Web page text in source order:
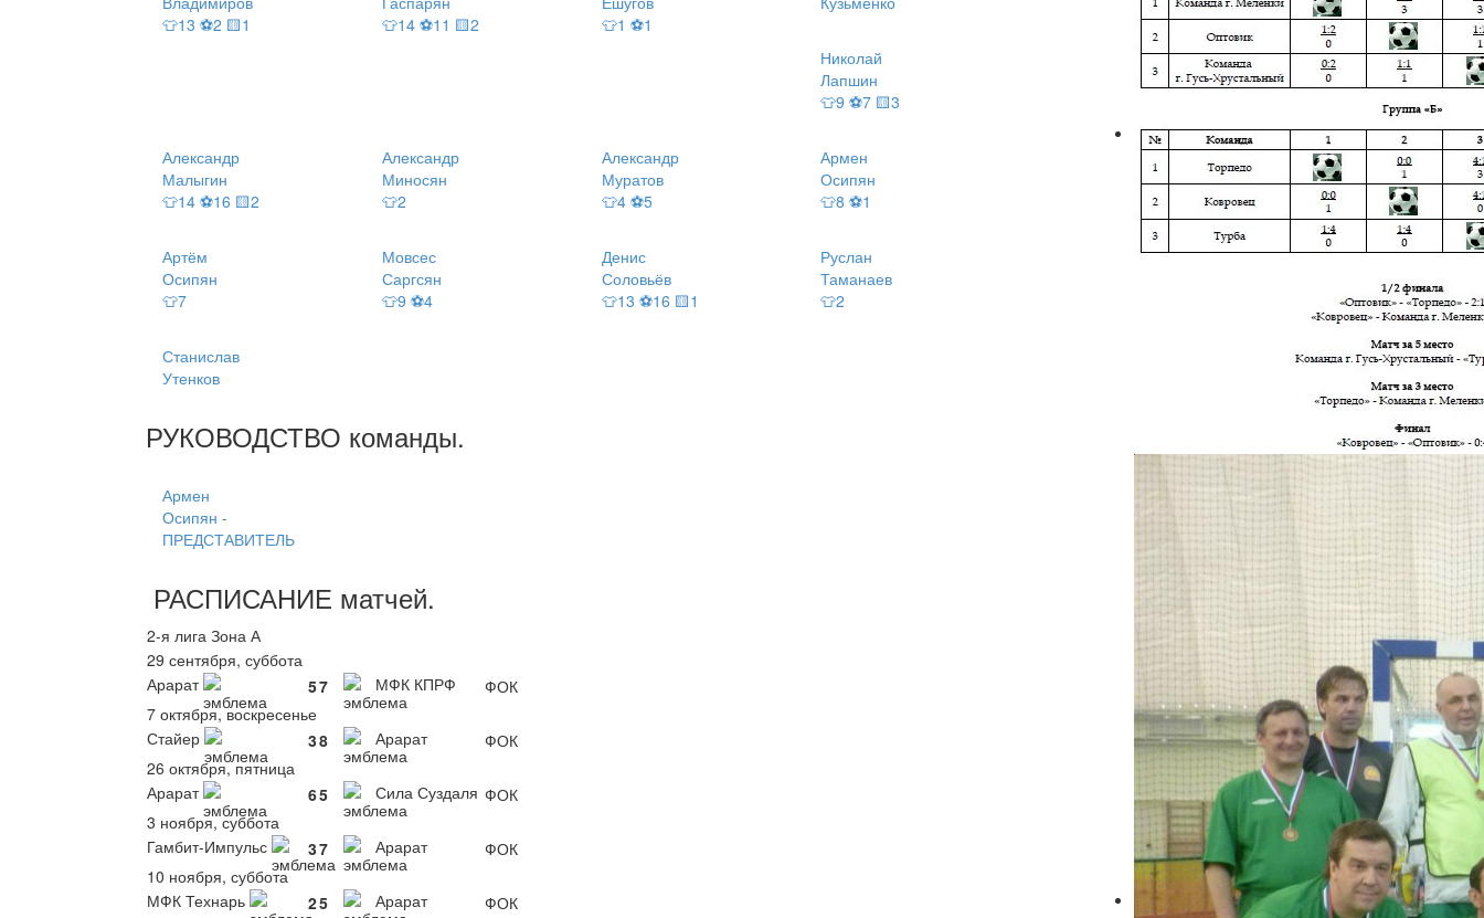
👕13 ⚽2 🟨1
👕14 ⚽11 🟨2
👕1 ⚽1
Николай
Лапшин
👕9 ⚽7 🟨3
Александр
Малыгин
👕14 ⚽16 🟨2
Александр
Миносян
👕2
Александр
Муратов
👕4 ⚽5
Армен
Осипян
👕8 ⚽1
Артём
Осипян
👕7
Мовсес
Саргсян
👕9 ⚽4
Денис
Соловьёв
👕13 ⚽16 🟨1
Руслан
Таманаев
👕2
Станислав
Утенков
РУКОВОДСТВО команды.
Армен
Осипян -
ПРЕДСТАВИТЕЛЬ
РАСПИСАНИЕ матчей.
2-я лига Зона А
29 сентября, суббота
Арарат
57 МФК КПРФ
ФОК
7 октября, воскресенье
Стайер
38 Арарат
ФОК
26 октября, пятница
Арарат
65 Сила Суздаля ФОК
3 ноября, суббота
Гамбит-Импульс
37 Арарат
ФОК
10 ноября, суббота
МФК Технарь
25 Арарат
ФОК